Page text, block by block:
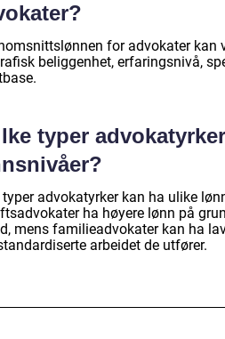
for advokater kan
beliggenhet, erfaringsnivå,
typer
typer advokatyrker kan ha ulike
ha høyere lønn på
mens familieadvokater kan ha
arbeidet de utfører.